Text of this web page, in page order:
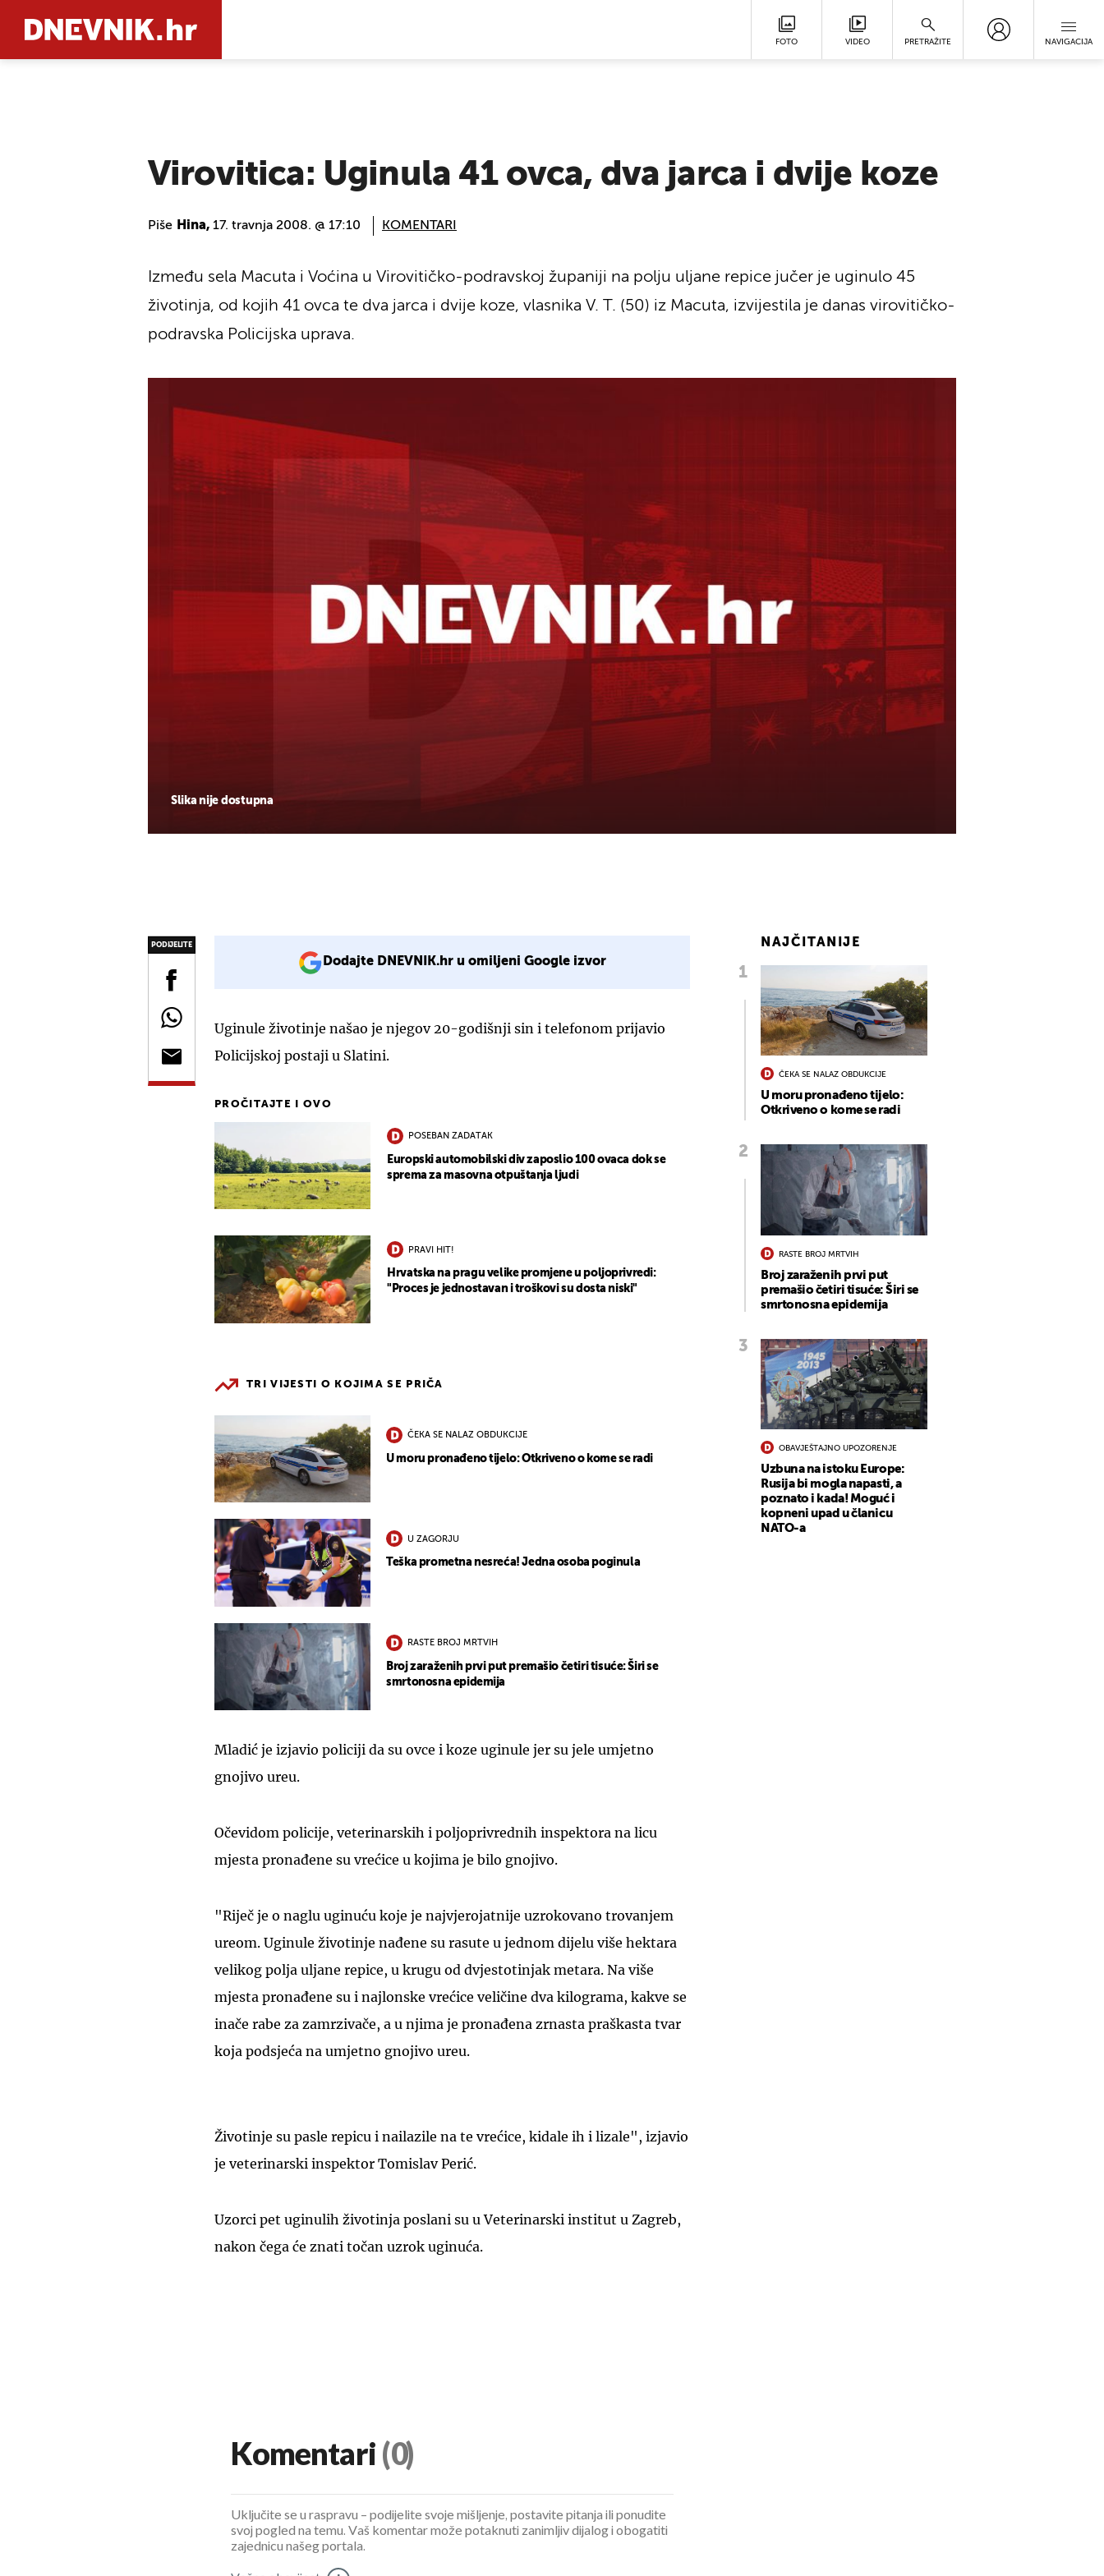
FOTO VIDEO PRETRAŽITE NAVIGACIJA
Virovitica: Uginula 41 ovca, dva jarca i dvije koze
Piše Hina, 17. travnja 2008. @ 17:10 KOMENTARI
Slika nije dostupna
Između sela Macuta i Voćina u Virovitičko-podravskoj županiji na polju uljane repice jučer je uginulo 45
životinja, od kojih 41 ovca te dva jarca i dvije koze, vlasnika V. T. (50) iz Macuta, izvijestila je danas virovitičko-
podravska Policijska uprava.
PODIJELITE
Dodajte DNEVNIK.hr u omiljeni Google izvor
Uginule životinje našao je njegov 20-godišnji sin i telefonom prijavio
Policijskoj postaji u Slatini.
PROČITAJTE I OVO
POSEBAN ZADATAK
Europski automobilski div zaposlio 100 ovaca dok se
sprema za masovna otpuštanja ljudi
PRAVI HIT!
Hrvatska na pragu velike promjene u poljoprivredi:
"Proces je jednostavan i troškovi su dosta niski"
TRI VIJESTI O KOJIMA SE PRIČA
ČEKA SE NALAZ OBDUKCIJE
U moru pronađeno tijelo: Otkriveno o kome se radi
U ZAGORJU
Teška prometna nesreća! Jedna osoba poginula
RASTE BROJ MRTVIH
Broj zaraženih prvi put premašio četiri tisuće: Širi se
smrtonosna epidemija
Mladić je izjavio policiji da su ovce i koze uginule jer su jele umjetno
gnojivo ureu.
Očevidom policije, veterinarskih i poljoprivrednih inspektora na licu
mjesta pronađene su vrećice u kojima je bilo gnojivo.
"Riječ je o naglu uginuću koje je najvjerojatnije uzrokovano trovanjem
ureom. Uginule životinje nađene su rasute u jednom dijelu više hektara
velikog polja uljane repice, u krugu od dvjestotinjak metara. Na više
mjesta pronađene su i najlonske vrećice veličine dva kilograma, kakve se
inače rabe za zamrzivače, a u njima je pronađena zrnasta praškasta tvar
koja podsjeća na umjetno gnojivo ureu.
Životinje su pasle repicu i nailazile na te vrećice, kidale ih i lizale", izjavio
je veterinarski inspektor Tomislav Perić.
Uzorci pet uginulih životinja poslani su u Veterinarski institut u Zagreb,
nakon čega će znati točan uzrok uginuća.
NAJČITANIJE
ČEKA SE NALAZ OBDUKCIJE
U moru pronađeno tijelo:
Otkriveno o kome se radi
RASTE BROJ MRTVIH
Broj zaraženih prvi put
premašio četiri tisuće: Širi se
smrtonosna epidemija
OBAVJEŠTAJNO UPOZORENJE
Uzbuna na istoku Europe:
Rusija bi mogla napasti, a
poznato i kada! Moguć i
kopneni upad u članicu
NATO-a
Komentari (0)
Uključite se u raspravu – podijelite svoje mišljenje, postavite pitanja ili ponudite
svoj pogled na temu. Vaš komentar može potaknuti zanimljiv dijalog i obogatiti
zajednicu našeg portala.
UKLJUČITE NOTIFIKACIJE